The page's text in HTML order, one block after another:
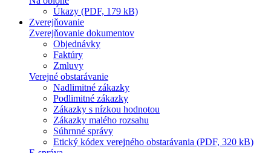
Úkazy (PDF, 179 kB)
Zverejňovanie
Zverejňovanie dokumentov
Objednávky
Faktúry
Zmluvy
Verejné obstarávanie
Nadlimitné zákazky
Podlimitné zákazky
Zákazky s nízkou hodnotou
Zákazky malého rozsahu
Súhrnné správy
Etický kódex verejného obstarávania (PDF, 320 kB)